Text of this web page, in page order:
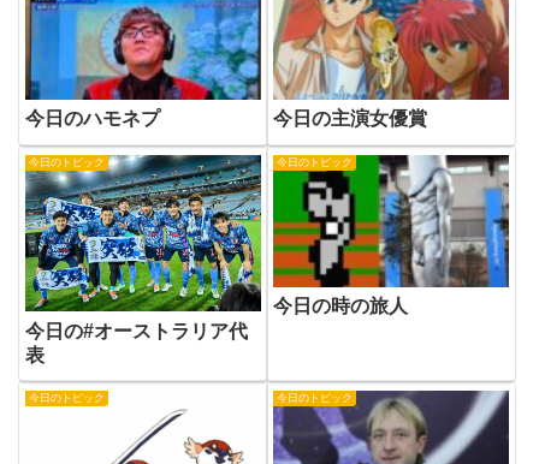
今日のハモネプ 今日の主演女優賞
今日のトピック
今日の#オーストラリア代
表
今日のトピック
今日の時の旅人
今日のトピック 今日のトピック